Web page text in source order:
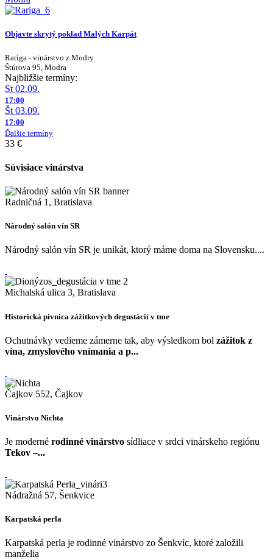
Objavte skrytý poklad Malých Karpát
Rariga - vinárstvo z Modry
Štúrova 95, Modra
Najbližšie termíny:
St 02.09.
17:00
Št 03.09.
17:00
Ďalšie termíny
33 €
Súvisiace vinárstva
Radničná 1, Bratislava
Národný salón vín SR
Národný salón vín SR je unikát, ktorý máme doma na Slovensku....
Michalská ulica 3, Bratislava
Historická pivnica zážitkových degustácií v tme
Ochutnávky vedieme zámerne tak, aby výsledkom bol zážitok z
vína, zmyslového vnímania a p...
Čajkov 552, Čajkov
Vinárstvo Nichta
Je moderné rodinné vinárstvo sídliace v srdci vinárskeho regiónu
Tekov –...
Nádražná 57, Šenkvice
Karpatská perla
Karpatská perla je rodinné vinárstvo zo Šenkvíc, ktoré založili
manželia